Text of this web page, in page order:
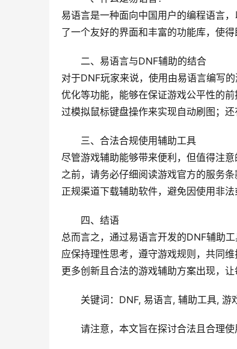
易语言是一种面向中国用户的编程语言
了一个友好的界面和丰富的功能库，使
二、易语言与DNF辅助的结合
对于DNF玩家来说，使用由易语言编写
优化等功能，能够在保证游戏公平性的
过模拟鼠标键盘操作来实现自动刷图；
三、合法合规使用辅助工具
尽管游戏辅助能够带来便利，但值得注
之前，请务必仔细阅读游戏官方的服务
正规渠道下载辅助软件，避免因使用非
四、结语
总而言之，通过易语言开发的DNF辅助
应保持理性思考，遵守游戏规则，共同
更多创新且合法的游戏辅助方案出现，
关键词：DNF, 易语言, 辅助工具, 游
请注意，本文旨在探讨合法且合理